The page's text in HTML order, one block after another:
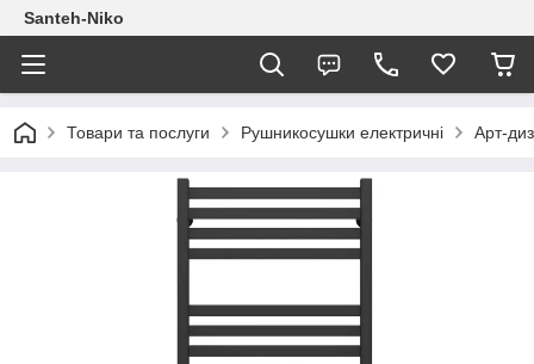
Santeh-Niko
Товари та послуги Рушникосушки електричні Арт-